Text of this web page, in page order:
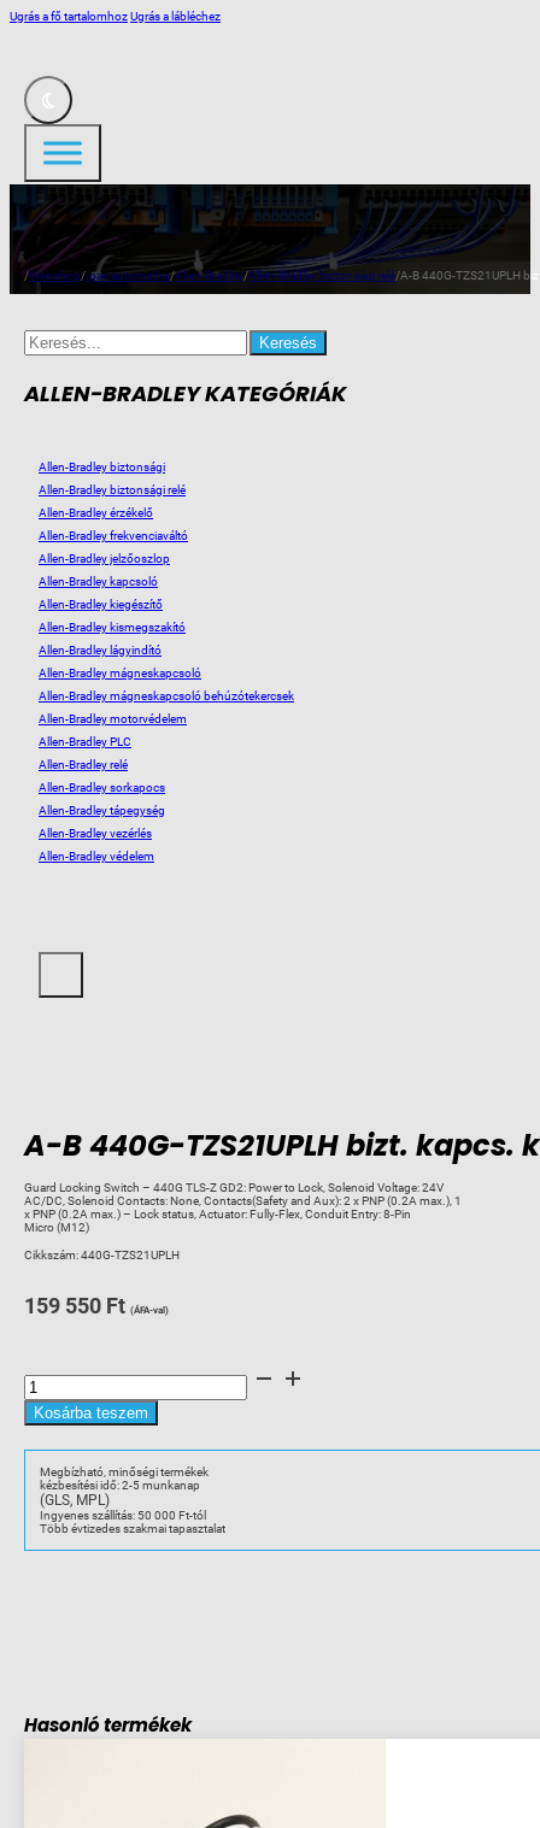
Ugrás a fő tartalomhozUgrás a lábléchez
/Webshop/Ipari automatika/Allen-Bradley/Allen-Bradley biztonsági relé/A-B 440G-TZS21UPLH
Search
for:
ALLEN-BRADLEY KATEGÓRIÁK
Allen-Bradley biztonsági
Allen-Bradley biztonsági relé
Allen-Bradley érzékelő
Allen-Bradley frekvenciaváltó
Allen-Bradley jelzőoszlop
Allen-Bradley kapcsoló
Allen-Bradley kiegészítő
Allen-Bradley kismegszakító
Allen-Bradley lágyindító
Allen-Bradley mágneskapcsoló
Allen-Bradley mágneskapcsoló behúzótekercsek
Allen-Bradley motorvédelem
Allen-Bradley PLC
Allen-Bradley relé
Allen-Bradley sorkapocs
Allen-Bradley tápegység
Allen-Bradley vezérlés
Allen-Bradley védelem
A-B 440G-TZS21UPLH bizt. kapcs.
Guard Locking Switch – 440G TLS-Z GD2: Power to Lock, Solenoid Voltage: 24V
AC/DC, Solenoid Contacts: None, Contacts(Safety and Aux): 2 x PNP (0.2A max.), 1
x PNP (0.2A max.) – Lock status, Actuator: Fully-Flex, Conduit Entry: 8-Pin
Micro (M12)
Cikkszám:440G-TZS21UPLH
159 550 Ft (ÁFA-val)
440G-
TZS21UPLH
bizt.
készlet,
mennyiség
Kosárba teszem
Megbízható, minőségi termékek
kézbesítési idő: 2-5 munkanap
(GLS, MPL)
Ingyenes szállítás: 50 000 Ft-tól
Több évtizedes szakmai tapasztalat
Hasonló termékek